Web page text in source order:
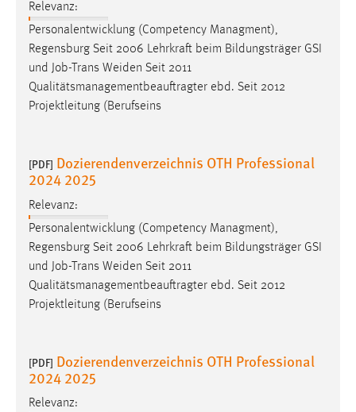
Relevanz:
Personalentwicklung (Competency Managment),
Regensburg Seit 2006 Lehrkraft beim Bildungsträger GSI
und Job-Trans Weiden Seit 2011
Qualitätsmanagementbeauftragter ebd. Seit 2012
Projektleitung (Berufseins
[PDF] Dozierendenverzeichnis OTH Professional
2024 2025
Relevanz:
Personalentwicklung (Competency Managment),
Regensburg Seit 2006 Lehrkraft beim Bildungsträger GSI
und Job-Trans Weiden Seit 2011
Qualitätsmanagementbeauftragter ebd. Seit 2012
Projektleitung (Berufseins
[PDF] Dozierendenverzeichnis OTH Professional
2024 2025
Relevanz: